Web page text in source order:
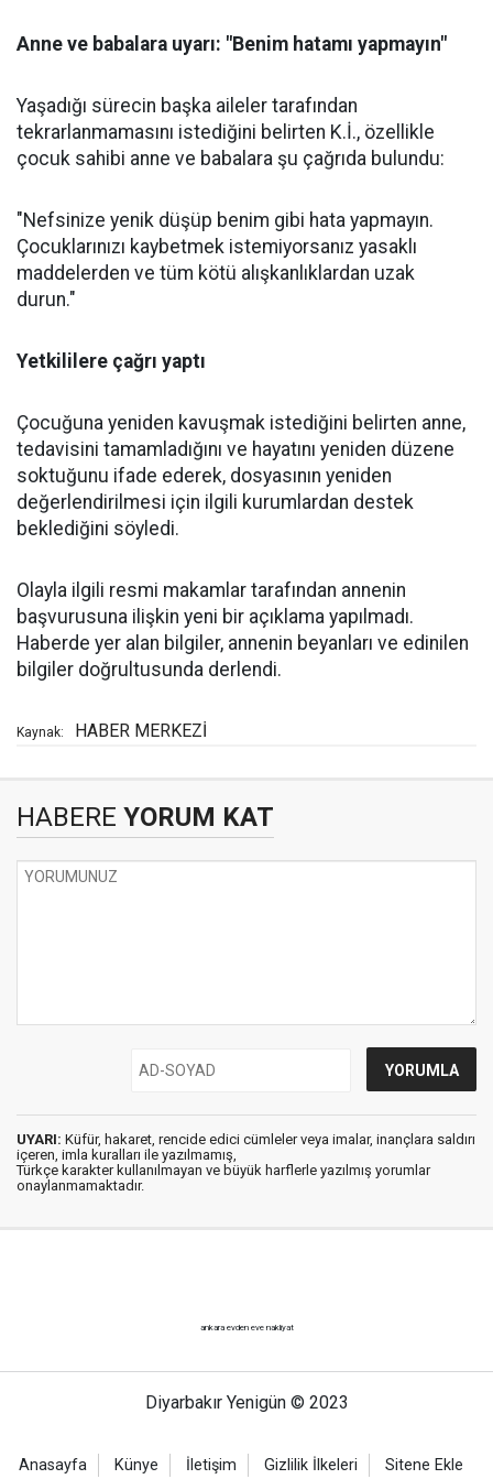
Anne ve babalara uyarı: "Benim hatamı yapmayın"
Yaşadığı sürecin başka aileler tarafından
tekrarlanmamasını istediğini belirten K.İ., özellikle
çocuk sahibi anne ve babalara şu çağrıda bulundu:
"Nefsinize yenik düşüp benim gibi hata yapmayın.
Çocuklarınızı kaybetmek istemiyorsanız yasaklı
maddelerden ve tüm kötü alışkanlıklardan uzak
durun."
Yetkililere çağrı yaptı
Çocuğuna yeniden kavuşmak istediğini belirten anne,
tedavisini tamamladığını ve hayatını yeniden düzene
soktuğunu ifade ederek, dosyasının yeniden
değerlendirilmesi için ilgili kurumlardan destek
beklediğini söyledi.
Olayla ilgili resmi makamlar tarafından annenin
başvurusuna ilişkin yeni bir açıklama yapılmadı.
Haberde yer alan bilgiler, annenin beyanları ve edinilen
bilgiler doğrultusunda derlendi.
Kaynak: HABER MERKEZİ
HABERE YORUM KAT
UYARI: Küfür, hakaret, rencide edici cümleler veya imalar, inançlara saldırı
içeren, imla kuralları ile yazılmamış,
Türkçe karakter kullanılmayan ve büyük harflerle yazılmış yorumlar
onaylanmamaktadır.
ankara evden eve nakliyat
Diyarbakır Yenigün © 2023
Anasayfa Künye İletişim Gizlilik İlkeleri Sitene Ekle